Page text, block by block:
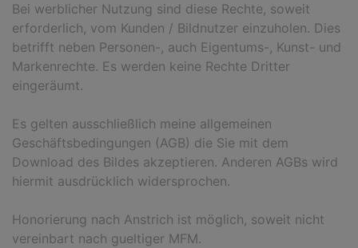
Bei werblicher Nutzung sind diese Rechte, soweit
erforderlich, vom Kunden / Bildnutzer einzuholen. Dies
betrifft neben Personen-, auch Eigentums-, Kunst- und
Markenrechte. Es werden keine Rechte Dritter
eingeräumt.
Es gelten ausschließlich meine allgemeinen
Geschäftsbedingungen (AGB) die Sie mit dem
Download des Bildes akzeptieren. Anderen AGBs wird
hiermit ausdrücklich widersprochen.
Honorierung nach Anstrich ist möglich, soweit nicht
vereinbart nach gueltiger MFM.